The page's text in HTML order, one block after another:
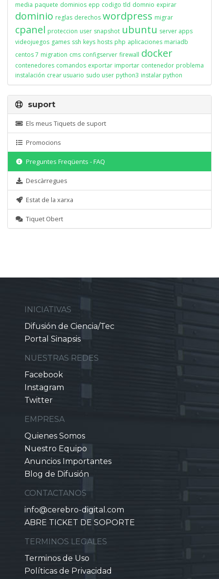
media paquete dominios epp codigo tld domnio expirar
dominio reglas derechos wordpress migrar
cpanel proteccion user snapshot ubuntu server apps
videojuegos games ssh keys hosts php aplicaciones mariadb
centos 7 migration cms configserver firewall docker
contenedores comandos exportar importar contenedor problema
instalación crear usuario sudo user python3 instalar python
suport
Els meus Tiquets de suport
Promocions
Preguntes Freqüents - FAQ
Descàrregues
Estat de la xarxa
Tiquet Obert
INICIATIVAS
Difusión de Ciencia/Tec
Portal Sinapsis
NUESTRAS REDES
Facebook
Instagram
Twitter
EMPRESA
Quienes Somos
Nuestro Equipo
Anuncios Importantes
Blog de Difusión
CONTACTANOS
info@cerebro-digital.com
ABRE TICKET DE SOPORTE
TERMINOS LEGALES
Terminos de Uso
Políticas de Privacidad